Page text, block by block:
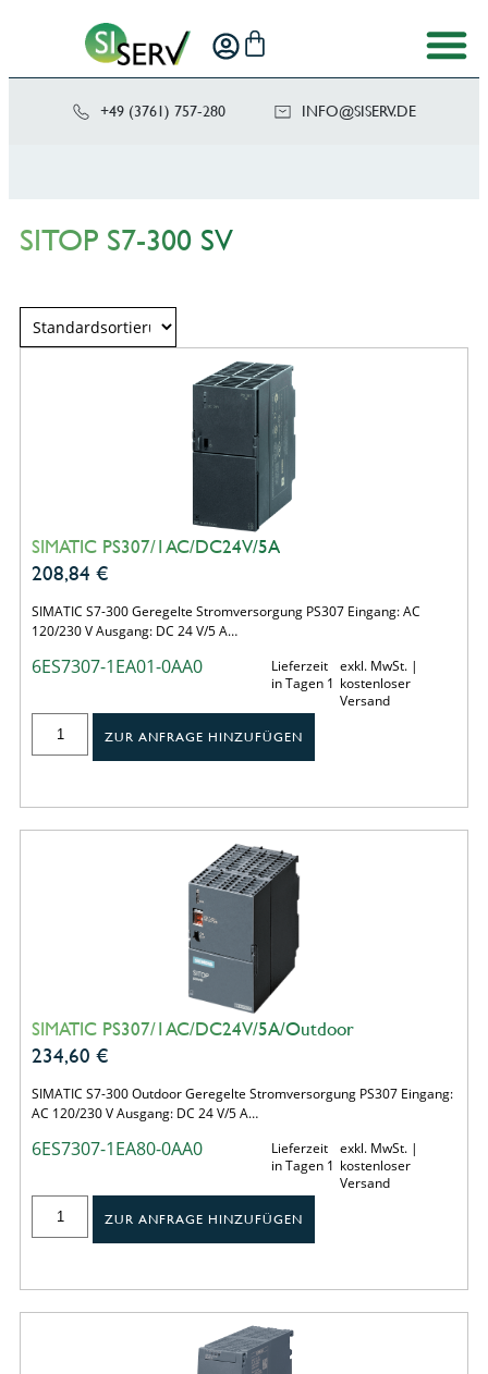
+49 (3761) 757-280 ED.VRE
SIS@OF
NI
SITOP S7-300 SV
SIMATIC PS307/1AC/DC24V/5A
208,84 €
SIMATIC S7-300 Geregelte Stromversorgung PS307 Eingang: AC
120/230 V Ausgang: DC 24 V/5 A…
6ES7307-1EA01-0AA0
Lieferzeit
in Tagen 1
exkl. MwSt. |
kostenloser
Versand
ZUR ANFRAGE HINZUFÜGEN
SIMATIC PS307/1AC/DC24V/5A/Outdoor
234,60 €
SIMATIC S7-300 Outdoor Geregelte Stromversorgung PS307 Eingang:
AC 120/230 V Ausgang: DC 24 V/5 A…
6ES7307-1EA80-0AA0
Lieferzeit
in Tagen 1
exkl. MwSt. |
kostenloser
Versand
ZUR ANFRAGE HINZUFÜGEN